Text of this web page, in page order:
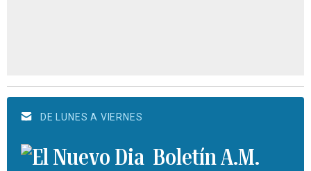
DE LUNES A VIERNES
Boletín A.M.